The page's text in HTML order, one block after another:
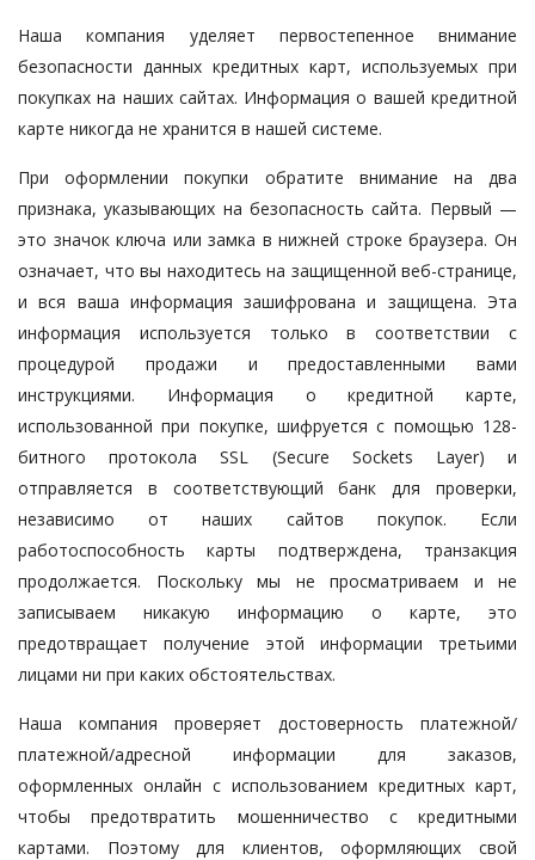
Наша компания уделяет первостепенное внимание
безопасности данных кредитных карт, используемых при
покупках на наших сайтах. Информация о вашей кредитной
карте никогда не хранится в нашей системе.
При оформлении покупки обратите внимание на два
признака, указывающих на безопасность сайта. Первый —
это значок ключа или замка в нижней строке браузера. Он
означает, что вы находитесь на защищенной веб-странице,
и вся ваша информация зашифрована и защищена. Эта
информация используется только в соответствии с
процедурой продажи и предоставленными вами
инструкциями. Информация о кредитной карте,
использованной при покупке, шифруется с помощью 128-
битного протокола SSL (Secure Sockets Layer) и
отправляется в соответствующий банк для проверки,
независимо от наших сайтов покупок. Если
работоспособность карты подтверждена, транзакция
продолжается. Поскольку мы не просматриваем и не
записываем никакую информацию о карте, это
предотвращает получение этой информации третьими
лицами ни при каких обстоятельствах.
Наша компания проверяет достоверность платежной/
платежной/адресной информации для заказов,
оформленных онлайн с использованием кредитных карт,
чтобы предотвратить мошенничество с кредитными
картами. Поэтому для клиентов, оформляющих свой